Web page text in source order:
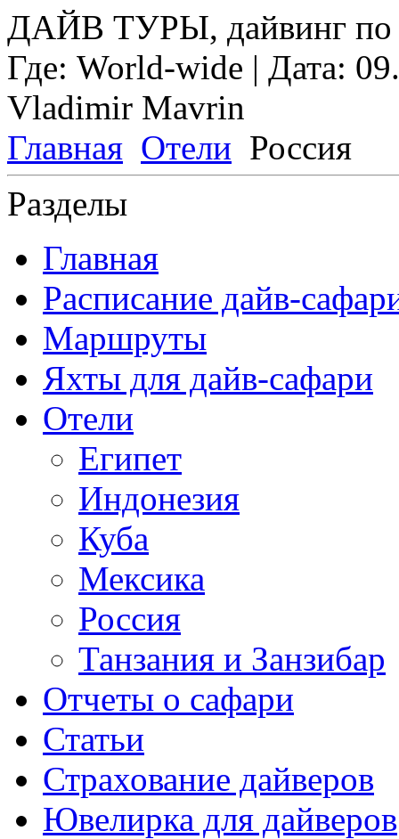
ДАЙВ ТУРЫ, дайвинг по
Где: World-wide | Дата:
Vladimir Mavrin
Главная Отели Россия
Разделы
Главная
Расписание дайв-
Маршруты
Яхты для дайв-сафари
Отели
Египет
Индонезия
Куба
Мексика
Россия
Танзания и Занзибар
Отчеты о сафари
Статьи
Страхование дайверов
Ювелирка для дайверов